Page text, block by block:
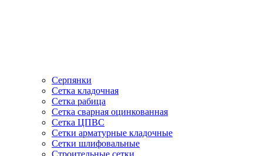
Серпянки
Сетка кладочная
Сетка рабица
Сетка сварная оцинкованная
Сетка ЦПВС
Сетки арматурные кладочные
Сетки шлифовальные
Строительные сетки